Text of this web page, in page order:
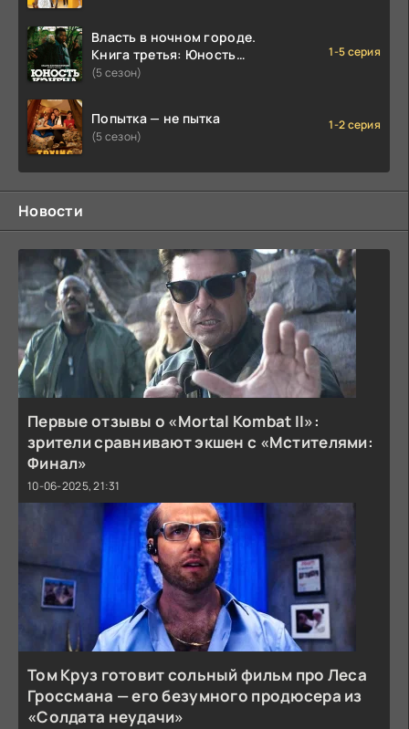
Власть в ночном городе.
Книга третья: Юность
Кэнена
(5 сезон)
1-5 серия
Попытка — не пытка
(5 сезон)
1-2 серия
Новости
Первые отзывы о «Mortal Kombat II»:
зрители сравнивают экшен с «Мстителями:
Финал»
10-06-2025, 21:31
Том Круз готовит сольный фильм про Леса
Гроссмана — его безумного продюсера из
«Солдата неудачи»